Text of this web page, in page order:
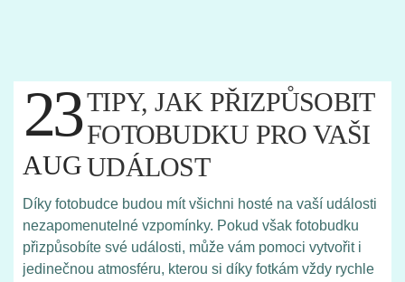
23
AUG
TIPY, JAK PŘIZPŮSOBIT
FOTOBUDKU PRO VAŠI
UDÁLOST
Díky fotobudce budou mít všichni hosté na vaší události
nezapomenutelné vzpomínky. Pokud však fotobudku
přizpůsobíte své události, může vám pomoci vytvořit i
jedinečnou atmosféru, kterou si díky fotkám vždy rychle